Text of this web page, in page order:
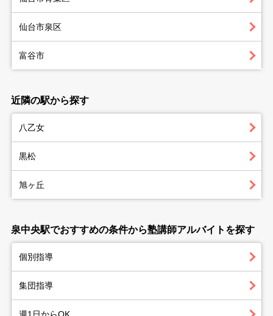
仙台市泉区
富谷市
近隣の駅から探す
八乙女
黒松
旭ヶ丘
泉中央駅でおすすめの条件から塾講師アルバイトを探す
個別指導
集団指導